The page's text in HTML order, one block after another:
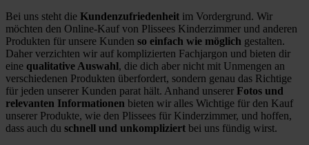
Bei uns steht die Kundenzufriedenheit im Vordergrund. Wir
möchten den Online-Kauf von Plissees Kinderzimmer und anderen
Produkten für unsere Kunden so einfach wie möglich gestalten.
Daher verzichten wir auf komplizierten Fachjargon und bieten dir
eine qualitative Auswahl, die dich aber nicht mit Unmengen an
verschiedenen Produkten überfordert, sondern genau das Richtige
für jeden unserer Kunden parat hält. Anhand unserer Fotos und
relevanten Informationen bieten wir alles Wichtige für den Kauf
unserer Produkte, wie den Plissees für Kinderzimmer, und hoffen,
dass auch du schnell und unkompliziert bei uns fündig wirst.